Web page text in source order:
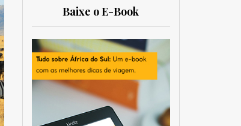
Baixe o E-Book